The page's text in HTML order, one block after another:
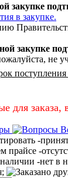
закупке
в закупке.
закупке
не
для заказа,
-
-
-нет в